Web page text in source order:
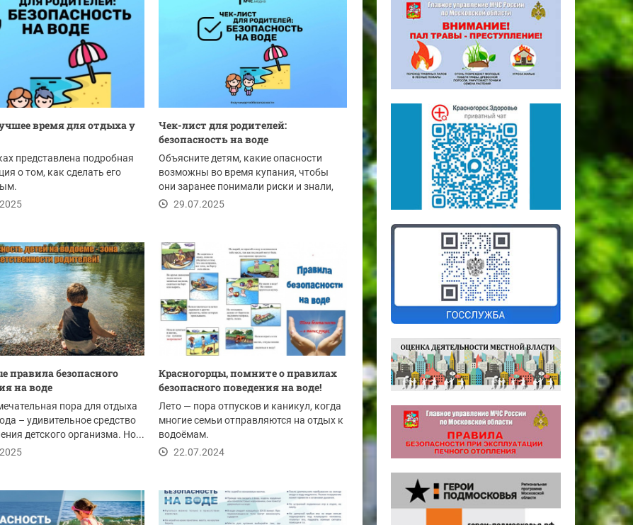
время для отдыха у
представлена подробная
о том, как сделать его
Чек-лист для родителей:
безопасность на воде
Объясните детям, какие опасности
возможны во время купания, чтобы
они заранее понимали риски и знали,
как вести себя...
29.07.2025
правила безопасного
на воде
пора для отдыха
– удивительное средство
детского организма. Но...
Красногорцы, помните о правилах
безопасного поведения на воде!
Лето — пора отпусков и каникул, когда
многие семьи отправляются на отдых к
водоёмам.
22.07.2024